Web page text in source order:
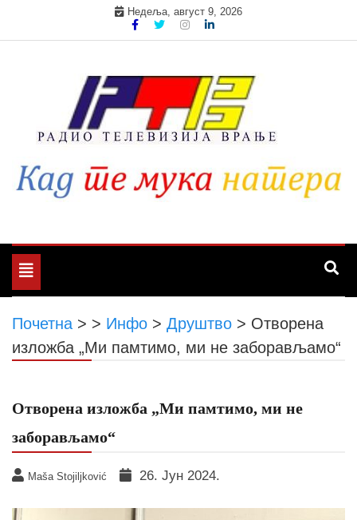
Недеља, август 9, 2026
Toggle
navigation
Почетна > > Инфо > Друштво > Отворена
изложба „Ми памтимо, ми не заборављамо“
Отворена изложба „Ми памтимо, ми не
заборављамо“
Maša Stojiljković 26. Јун 2024.